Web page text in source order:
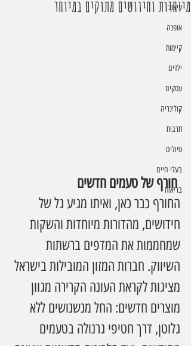
עיצוב
אופנה
קיימות
ילדים
עסקים
קולינריה
תרבות
טיולים
בעלי חיים
בריאות
מיוחדות וחידושים מתוקים במיוחד
חורף של טעמים חדשים
החורף כבר כאן, ואיתו מגיע גל של
חידושים, מהדורות מיוחדות והשקות
שמחממות את המדפים ברשתות
השיווק. חברות המזון המובילות בישראל
מציגות לקראת העונה הקרירה מגוון
מוצרים חדשים: החל מנשנושים ללא
גלוטן, דרך חטיפי גרנולה בטעמים